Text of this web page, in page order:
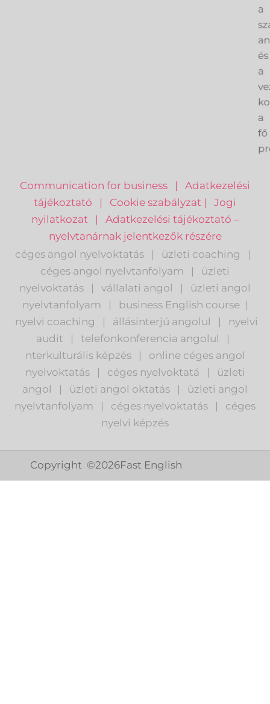
a
a
fő
Communication for business | Adatkezelési
tájékoztató | Cookie szabályzat | Jogi
nyilatkozat | Adatkezelési tájékoztató –
nyelvtanárnak jelentkezők részére
céges angol nyelvoktatás
| üzleti coaching
|
céges angol nyelvtanfolyam
|
üzleti
nyelvoktatás
| vállalati angol |
üzleti angol
nyelvtanfolyam
| business English course |
nyelvi coaching
| állásinterjú angolul |
nyelvi
audit
| telefonkonferencia angolul
|
nterkulturális képzés
| online céges angol
nyelvoktatás
| céges nyelvoktatá |
üzleti
angol
| üzleti angol oktatás |
üzleti angol
nyelvtanfolyam
| céges nyelvoktatás |
céges
nyelvi képzés
Copyright ©2026Fast English